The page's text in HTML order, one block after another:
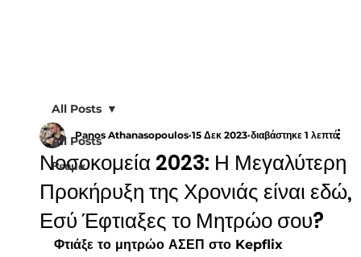
All Posts
Ρεύμα
All Posts
Νοσοκομεία 2023: Η Μεγαλύτερη
Προκήρυξη της Χρονιάς είναι εδώ,
Εσύ Έφτιαξες το Μητρώο σου?
Panos Athanasopoulos 15 Δεκ 2023 διαβάστηκε 1 λεπτά
Φτιάξε το μητρώο ΑΣΕΠ στο Kepflix